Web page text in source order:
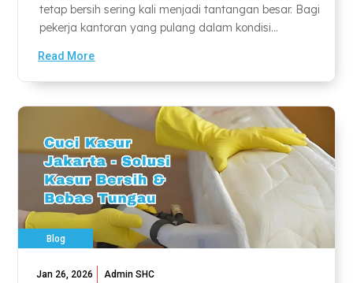
tetap bersih sering kali menjadi tantangan besar. Bagi
pekerja kantoran yang pulang dalam kondisi...
Read More
Blog
Jan 26, 2026 Admin SHC